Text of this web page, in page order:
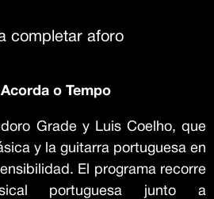
completar aforo
o Tempo
Grade y Luis Coelho, que
y la guitarra portuguesa en
El programa recorre
portuguesa junto a